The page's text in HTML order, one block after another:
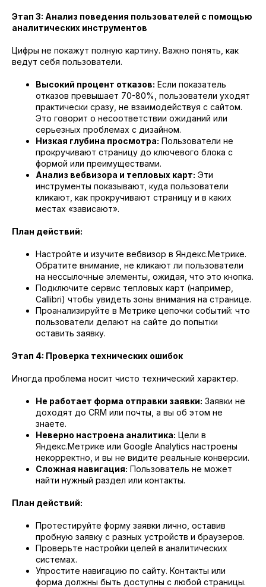
Этап 3: Анализ поведения пользователей с помощью
аналитических инструментов
Цифры не покажут полную картину. Важно понять, как
ведут себя пользователи.
Высокий процент отказов: Если показатель
отказов превышает 70-80%, пользователи уходят
практически сразу, не взаимодействуя с сайтом.
Это говорит о несоответствии ожиданий или
серьезных проблемах с дизайном.
Низкая глубина просмотра: Пользователи не
прокручивают страницу до ключевого блока с
формой или преимуществами.
Анализ вебвизора и тепловых карт: Эти
инструменты показывают, куда пользователи
кликают, как прокручивают страницу и в каких
местах «зависают».
План действий:
Настройте и изучите вебвизор в Яндекс.Метрике.
Обратите внимание, не кликают ли пользователи
на нессылочные элементы, ожидая, что это кнопка.
Подключите сервис тепловых карт (например,
Callibri) чтобы увидеть зоны внимания на странице.
Проанализируйте в Метрике цепочки событий: что
пользователи делают на сайте до попытки
оставить заявку.
Этап 4: Проверка технических ошибок
Иногда проблема носит чисто технический характер.
Не работает форма отправки заявки: Заявки не
доходят до CRM или почты, а вы об этом не
знаете.
Неверно настроена аналитика: Цели в
Яндекс.Метрике или Google Analytics настроены
некорректно, и вы не видите реальные конверсии.
Сложная навигация: Пользователь не может
найти нужный раздел или контакты.
План действий:
Протестируйте форму заявки лично, оставив
пробную заявку с разных устройств и браузеров.
Проверьте настройки целей в аналитических
системах.
Упростите навигацию по сайту. Контакты или
форма должны быть доступны с любой страницы.